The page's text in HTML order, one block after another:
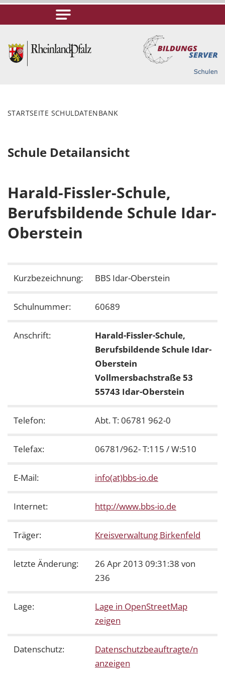
STARTSEITE SCHULDATENBANK
Schule Detailansicht
Harald-Fissler-Schule,
Berufsbildende Schule Idar-
Oberstein
Kurzbezeichnung: BBS Idar-Oberstein
Schulnummer: 60689
Anschrift:
Harald-Fissler-Schule,
Berufsbildende Schule Idar-
Oberstein
Vollmersbachstraße 53
55743 Idar-Oberstein
Telefon: Abt. T: 06781 962-0
Telefax: 06781/962- T:115 / W:510
E-Mail: info(at)bbs-io.de
Internet: http://www.bbs-io.de
Träger: Kreisverwaltung Birkenfeld
letzte Änderung:
26 Apr 2013 09:31:38 von
236
Lage:
Lage in OpenStreetMap
zeigen
Datenschutz:
Datenschutzbeauftragte/n
anzeigen